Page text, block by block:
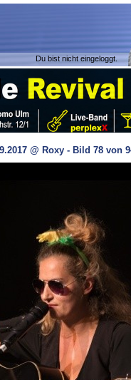
Du bist nicht eingeloggt.
@ Roxy - Bild 78 von